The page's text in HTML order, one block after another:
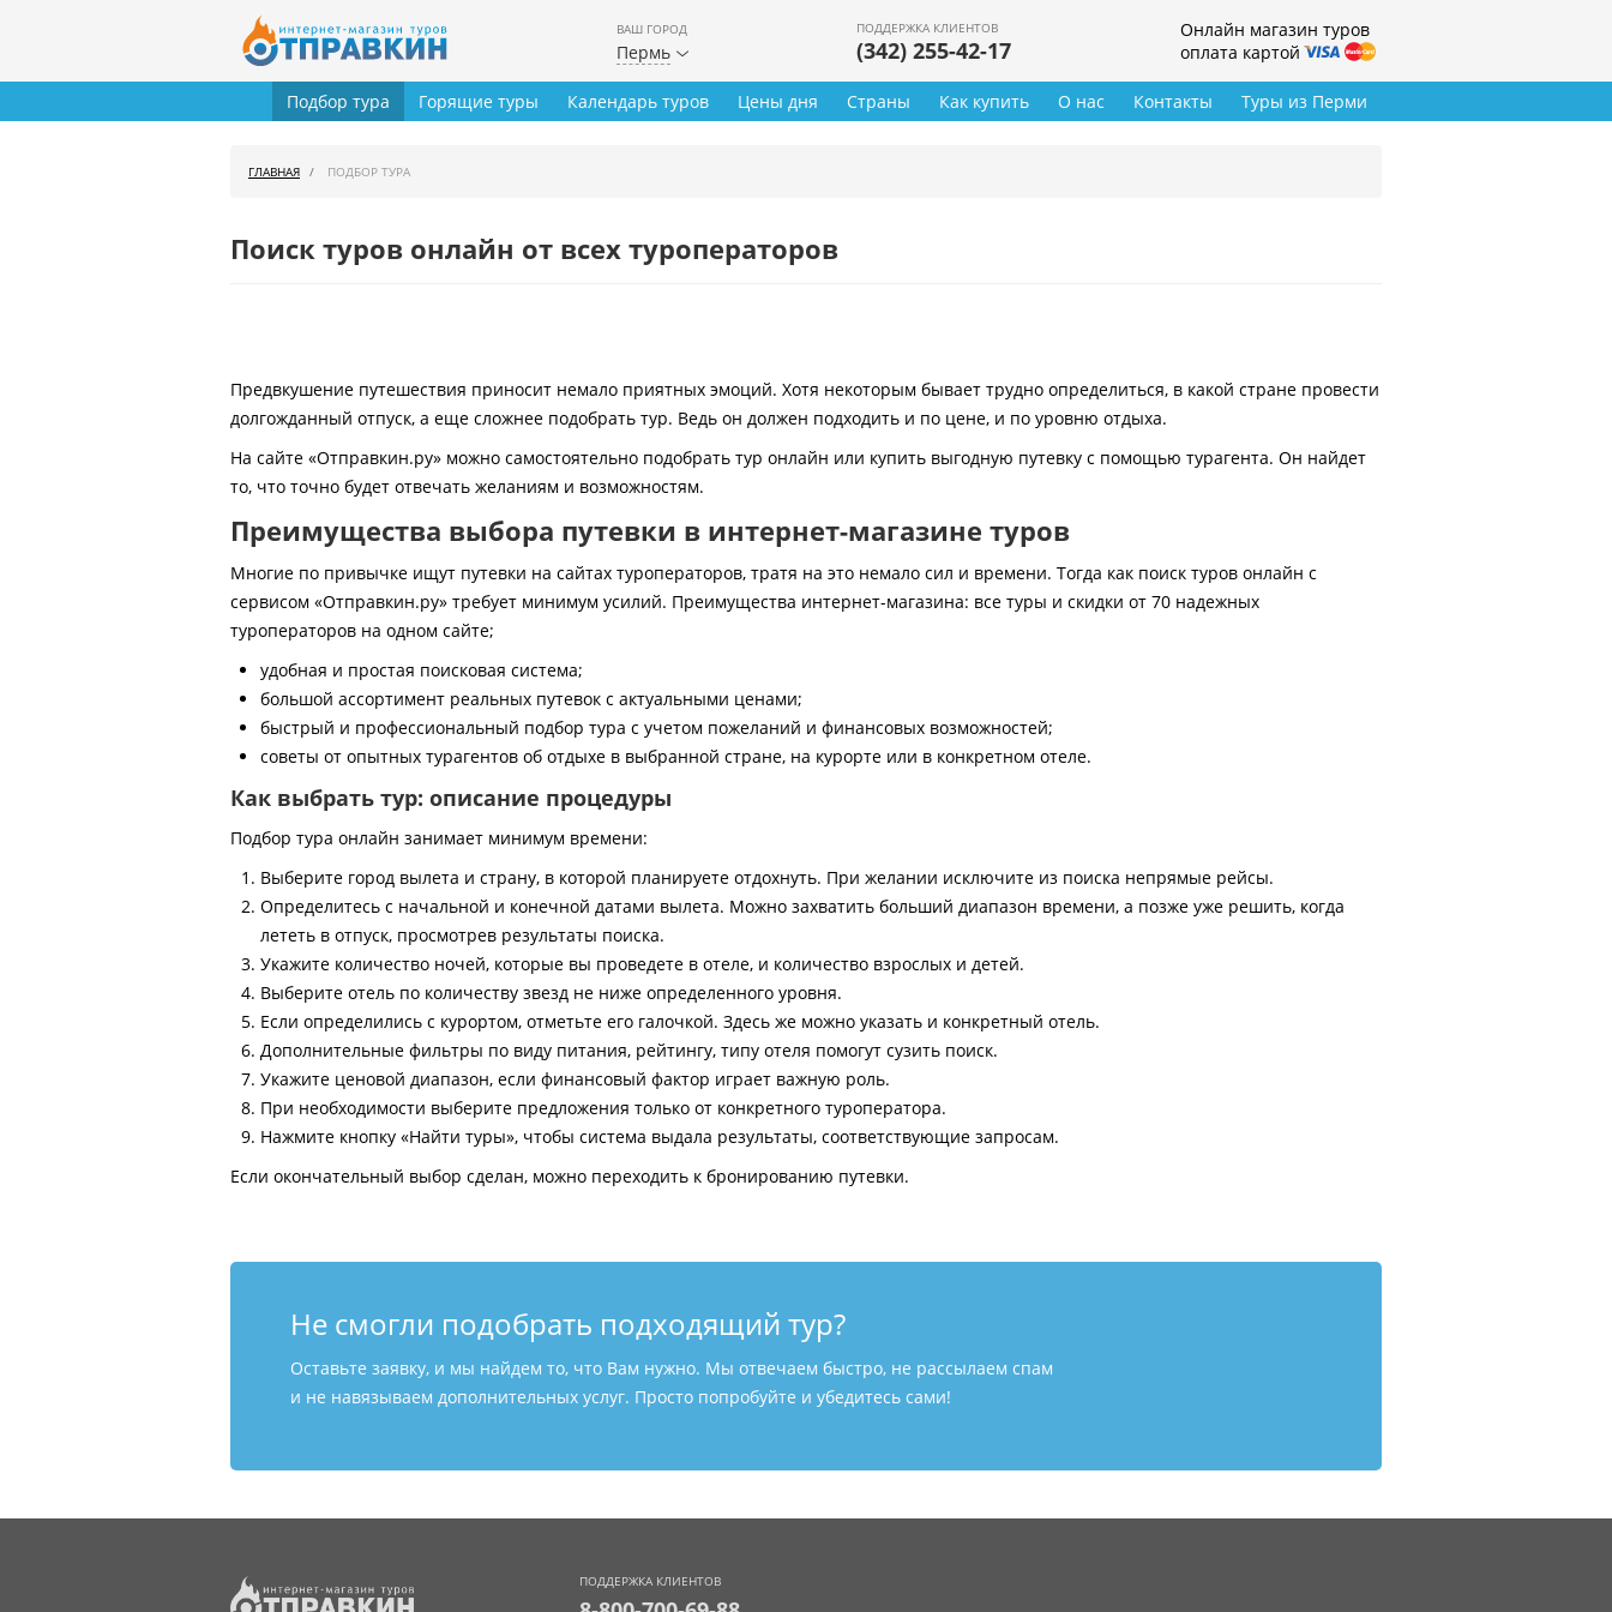
ВАШ ГОРОД
Пермь
ПОДДЕРЖКА КЛИЕНТОВ
(342) 255-42-17
Онлайн магазин туров
оплата картой
Туры из Перми
Подбор тура Горящие туры Календарь туров Цены дня Страны Как купить О нас Контакты
ГЛАВНАЯ ПОДБОР ТУРА
Поиск туров онлайн от всех туроператоров
Предвкушение путешествия приносит немало приятных эмоций. Хотя некоторым бывает трудно определиться, в какой стране провести
долгожданный отпуск, а еще сложнее подобрать тур. Ведь он должен подходить и по цене, и по уровню отдыха.
На сайте «Отправкин.ру» можно самостоятельно подобрать тур онлайн или купить выгодную путевку с помощью турагента. Он найдет
то, что точно будет отвечать желаниям и возможностям.
Преимущества выбора путевки в интернет-магазине туров
Многие по привычке ищут путевки на сайтах туроператоров, тратя на это немало сил и времени. Тогда как поиск туров онлайн с
сервисом «Отправкин.ру» требует минимум усилий. Преимущества интернет-магазина: все туры и скидки от 70 надежных
туроператоров на одном сайте;
удобная и простая поисковая система;
большой ассортимент реальных путевок с актуальными ценами;
быстрый и профессиональный подбор тура с учетом пожеланий и финансовых возможностей;
советы от опытных турагентов об отдыхе в выбранной стране, на курорте или в конкретном отеле.
Как выбрать тур: описание процедуры
Подбор тура онлайн занимает минимум времени:
Выберите город вылета и страну, в которой планируете отдохнуть. При желании исключите из поиска непрямые рейсы.
Определитесь с начальной и конечной датами вылета. Можно захватить больший диапазон времени, а позже уже решить, когда
лететь в отпуск, просмотрев результаты поиска.
Укажите количество ночей, которые вы проведете в отеле, и количество взрослых и детей.
Выберите отель по количеству звезд не ниже определенного уровня.
Если определились с курортом, отметьте его галочкой. Здесь же можно указать и конкретный отель.
Дополнительные фильтры по виду питания, рейтингу, типу отеля помогут сузить поиск.
Укажите ценовой диапазон, если финансовый фактор играет важную роль.
При необходимости выберите предложения только от конкретного туроператора.
Нажмите кнопку «Найти туры», чтобы система выдала результаты, соответствующие запросам.
Если окончательный выбор сделан, можно переходить к бронированию путевки.
Не смогли подобрать подходящий тур?
Оставьте заявку, и мы найдем то, что Вам нужно. Мы отвечаем быстро, не рассылаем спам
и не навязываем дополнительных услуг. Просто попробуйте и убедитесь сами!
ПОДДЕРЖКА КЛИЕНТОВ